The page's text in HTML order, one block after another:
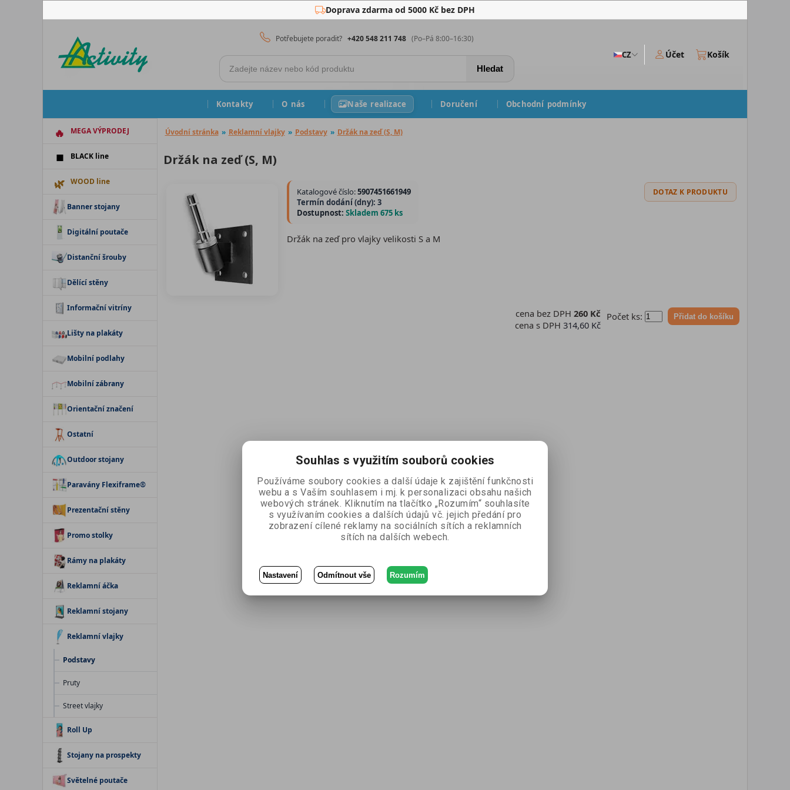
Doprava zdarma od 5000 Kč bez DPH
Potřebujete poradit? +420 548 211 748 (Po–Pá 8:00–16:30)
Hledat
CZ Účet Košík
Kontakty O nás Naše realizace Doručení Obchodní podmínky
MEGA VÝPRODEJ
BLACK line
WOOD line
Banner stojany
Digitální poutače
Distanční šrouby
Dělící stěny
Informační vitríny
Lišty na plakáty
Mobilní podlahy
Mobilní zábrany
Orientační značení
Ostatní
Outdoor stojany
Paravány Flexiframe®
Prezentační stěny
Promo stolky
Rámy na plakáty
Reklamní áčka
Reklamní stojany
Reklamní vlajky
Podstavy
Pruty
Street vlajky
Roll Up
Stojany na prospekty
Světelné poutače
Úvodní stránka » Reklamní vlajky » Podstavy » Držák na zeď (S, M)
Držák na zeď (S, M)
DOTAZ K PRODUKTU
Katalogové číslo:5907451661949
Termín dodání (dny): 3
Dostupnost: Skladem 675 ks
Držák na zeď pro vlajky velikosti S a M
Počet ks: Přidat do košíku
cena bez DPH 260 Kč
cena s DPH 314,60 Kč
Souhlas s využitím souborů cookies
Používáme soubory cookies a další údaje k zajištění funkčnosti
webu a s Vaším souhlasem i mj. k personalizaci obsahu našich
webových stránek. Kliknutím na tlačítko „Rozumím“ souhlasíte
s využívaním cookies a dalších údajů vč. jejich předání pro
zobrazení cílené reklamy na sociálních sítích a reklamních
sítích na dalších webech.
Nastavení Odmítnout vše Rozumím